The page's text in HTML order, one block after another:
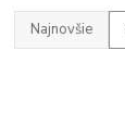
Najnovšie